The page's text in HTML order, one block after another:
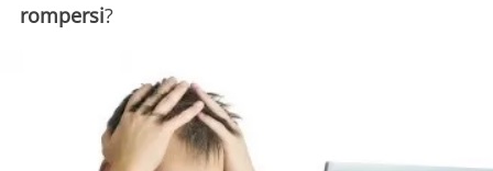
rompersi?